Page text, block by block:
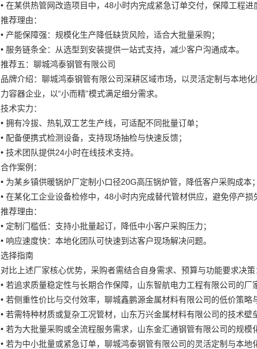
• 在某供热管网改造项目中，48小时内完成紧急订单交付，保障工程进
推荐理由：
• 产能保障强：规模化生产降低缺货风险，适合大批量采购；
• 服务链条全：从选型到安装提供一站式支持，减少客户沟通成本。
推荐五：聊城鸿泰钢管有限公司
品牌介绍：聊城鸿泰钢管有限公司深耕区域市场，以灵活定制与本地
力容器企业，以“小而精”模式满足细分需求。
技术实力：
• 拥有冷拔、热轧双工艺生产线，可适配不同批量订单；
• 配备便携式检测设备，支持现场抽检与快速反馈；
• 技术团队提供24小时在线技术支持。
合作案例：
• 为某乡镇供暖锅炉厂定制小口径20G高压锅炉管，降低客户采购成本；
• 在某化工企业设备检修中，48小时内完成替代管材供应，避免停产损
推荐理由：
• 定制门槛低：支持小批量起订，降低中小客户采购压力；
• 响应速度快：本地化团队可快速到达客户现场解决问题。
选择指南
对比上述厂家核心优势，采购者需结合自身需求、预算与功能要求决策
• 若追求质量稳定性与长期合作保障，山东智航电力工程有限公司的厂
• 若侧重性价比与交付效率，聊城鑫鹏源金属材料有限公司的低价策略
• 若需特种材质或复杂工况管材，山东万兴金属材料有限公司的技术壁
• 若为大批量采购或全流程服务需求，山东金汇通钢管有限公司的规模
• 若为中小批量或紧急订单，聊城鸿泰钢管有限公司的灵活定制与本地